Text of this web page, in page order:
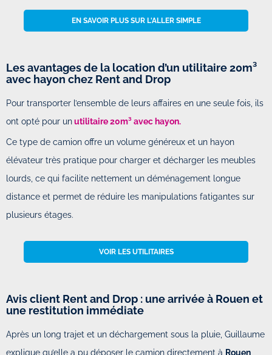
EN SAVOIR PLUS SUR L'ALLER SIMPLE
Les avantages de la location d’un utilitaire 20m³
avec hayon chez Rent and Drop
Pour transporter l’ensemble de leurs affaires en une seule fois, ils
ont opté pour unutilitaire 20m³ avec hayon.
Ce type de camion offre un volume généreux et un hayon
élévateur très pratique pour charger et décharger les meubles
lourds, ce qui facilite nettement un déménagement longue
distance et permet de réduire les manipulations fatigantes sur
plusieurs étages.
VOIR LES UTILITAIRES
Avis client Rent and Drop : une arrivée à Rouen et
une restitution immédiate
Après un long trajet et un déchargement sous la pluie, Guillaume
explique qu’elle a pu déposer le camion directement à Rouen